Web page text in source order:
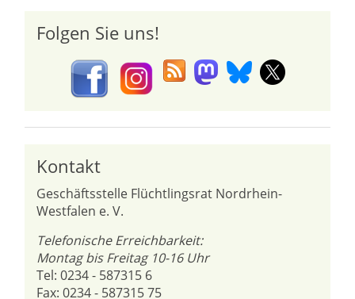
Folgen Sie uns!
Kontakt
Geschäftsstelle Flüchtlingsrat Nordrhein-
Westfalen e. V.
Telefonische Erreichbarkeit:
Montag bis Freitag 10-16 Uhr
Tel: 0234 - 587315 6
Fax: 0234 - 587315 75